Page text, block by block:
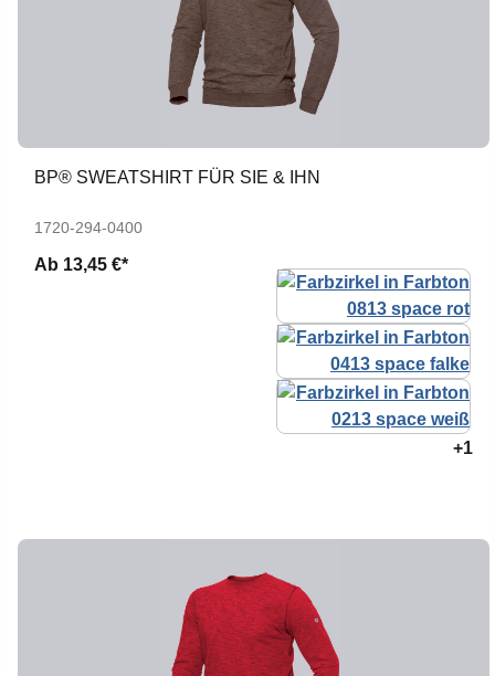
BP® SWEATSHIRT FÜR SIE & IHN
1720-294-0400
Ab 13,45 €*
+1